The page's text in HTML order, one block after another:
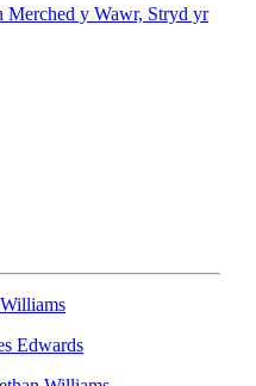
Merched y Wawr, Stryd yr
Edwards